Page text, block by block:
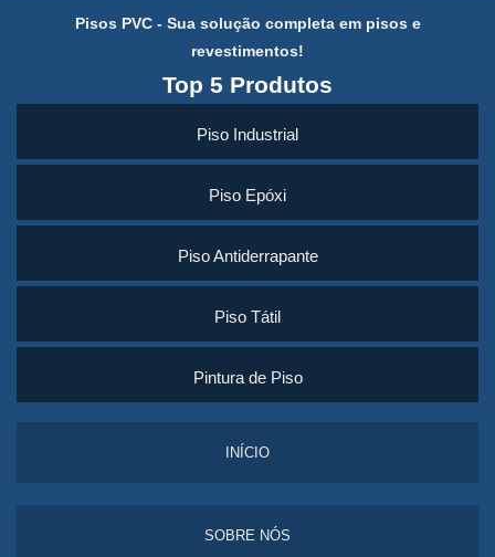
Pisos PVC - Sua solução completa em pisos e
revestimentos!
Top 5 Produtos
Piso Industrial
Piso Epóxi
Piso Antiderrapante
Piso Tátil
Pintura de Piso
INÍCIO
SOBRE NÓS